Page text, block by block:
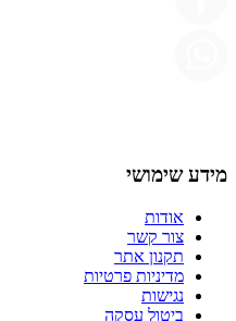
מידע שימושי
אודות
צור קשר
תקנון אתר
מדיניות פרטיות
נגישות
ביטול עסקה